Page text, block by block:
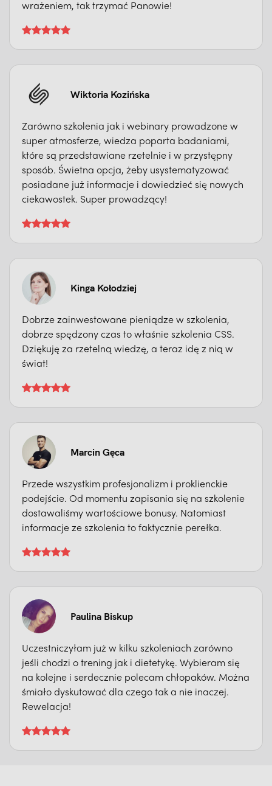
wrażeniem, tak trzymać Panowie!
Wiktoria Kozińska
Zarówno szkolenia jak i webinary prowadzone w
super atmosferze, wiedza poparta badaniami,
które są przedstawiane rzetelnie i w przystępny
sposób. Świetna opcja, żeby usystematyzować
posiadane już informacje i dowiedzieć się nowych
ciekawostek. Super prowadzący!
Kinga Kołodziej
Dobrze zainwestowane pieniądze w szkolenia,
dobrze spędzony czas to właśnie szkolenia CSS.
Dziękuję za rzetelną wiedzę, a teraz idę z nią w
świat!
Marcin Gęca
Przede wszystkim profesjonalizm i proklienckie
podejście. Od momentu zapisania się na szkolenie
dostawaliśmy wartościowe bonusy. Natomiast
informacje ze szkolenia to faktycznie perełka.
Paulina Biskup
Uczestniczyłam już w kilku szkoleniach zarówno
jeśli chodzi o trening jak i dietetykę. Wybieram się
na kolejne i serdecznie polecam chłopaków. Można
śmiało dyskutować dla czego tak a nie inaczej.
Rewelacja!